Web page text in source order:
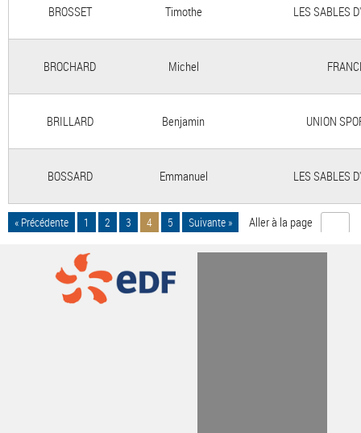
BROSSET Timothe LES SABLES
BROCHARD Michel
BRILLARD Benjamin UNION
BOSSARD Emmanuel LES SABLES
« Précédente 1 2 3 4 5 Suivante » Aller à la page